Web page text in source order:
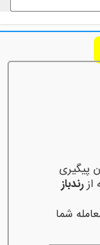
پیگیری
ازرندباز
شما